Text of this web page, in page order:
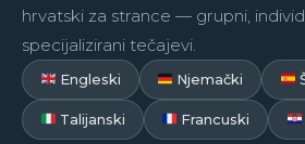
hrvatski za strance — grupni,
specijalizirani tečajevi.
Engleski Njemački
Talijanski Francuski